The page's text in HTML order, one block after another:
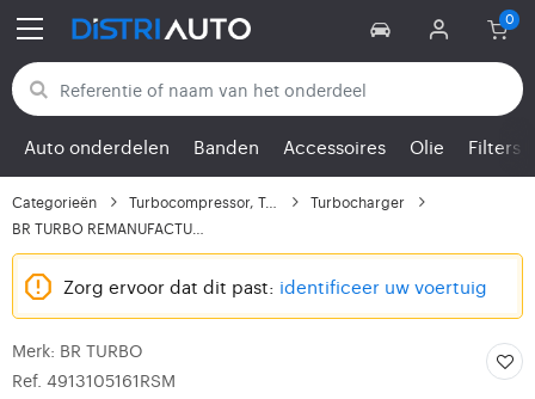
Terug naar categorieën
Auto onderdelen Banden Accessoires Olie Filters
Categorieën Turbocompressor, Turbo
Turbocharger
Zorg ervoor dat dit past: identificeer uw voertuig
Merk: BR TURBO
Ref. 4913105161RSM